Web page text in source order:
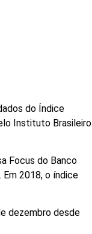
do Índice
Instituto Brasileiro
Focus do Banco
Em 2018, o índice
dezembro desde